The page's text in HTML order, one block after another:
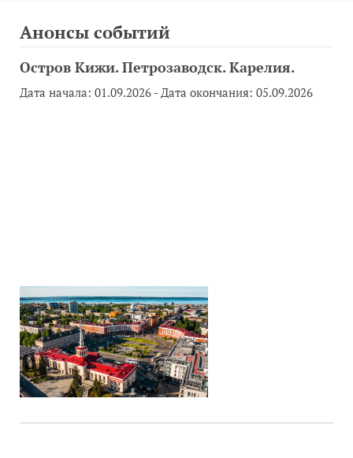
Анонсы событий
Остров Кижи. Петрозаводск. Карелия.
Дата начала: 01.09.2026 - Дата окончания: 05.09.2026